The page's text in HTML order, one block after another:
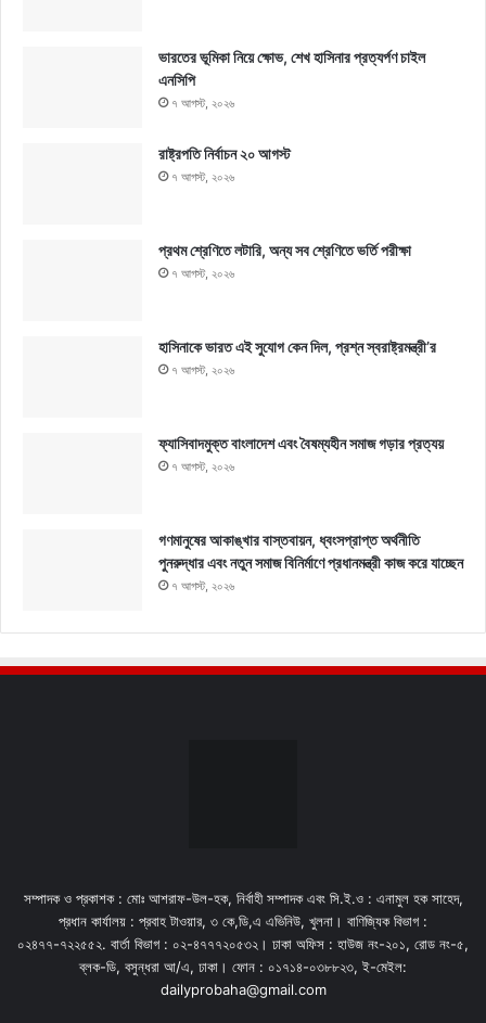
ভারতের ভূমিকা নিয়ে ক্ষোভ, শেখ হাসিনার প্রত্যর্পণ চাইল
এনসিপি
৭ আগস্ট, ২০২৬
রাষ্ট্রপতি নির্বাচন ২০ আগস্ট
৭ আগস্ট, ২০২৬
প্রথম শ্রেণিতে লটারি, অন্য সব শ্রেণিতে ভর্তি পরীক্ষা
৭ আগস্ট, ২০২৬
হাসিনাকে ভারত এই সুযোগ কেন দিল, প্রশ্ন স্বরাষ্ট্রমন্ত্রী’র
৭ আগস্ট, ২০২৬
ফ্যাসিবাদমুক্ত বাংলাদেশ এবং বৈষম্যহীন সমাজ গড়ার প্রত্যয়
৭ আগস্ট, ২০২৬
গণমানুষের আকাঙ্খার বাস্তবায়ন, ধ্বংসপ্রাপ্ত অর্থনীতি
পুনরুদ্ধার এবং নতুন সমাজ বিনির্মাণে প্রধানমন্ত্রী কাজ করে যাচ্ছেন
৭ আগস্ট, ২০২৬
সম্পাদক ও প্রকাশক : মোঃ আশরাফ-উল-হক, নির্বাহী সম্পাদক এবং সি.ই.ও : এনামুল হক সাহেদ,
প্রধান কার্যালয় : প্রবাহ টাওয়ার, ৩ কে,ডি,এ এভিনিউ, খুলনা। বাণিজ্যিক বিভাগ :
০২৪৭৭-৭২২৫৫২. বার্তা বিভাগ : ০২-৪৭৭৭২০৫৩২। ঢাকা অফিস : হাউজ নং-২০১, রোড নং-৫,
ব্লক-ডি, বসুন্ধরা আ/এ, ঢাকা। ফোন : ০১৭১৪-০৩৮৮২৩, ই-মেইল:
dailyprobaha@gmail.com